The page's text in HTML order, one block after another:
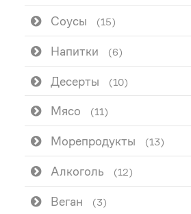
Соусы (15)
Напитки (6)
Десерты (10)
Мясо (11)
Морепродукты (13)
Алкоголь (12)
Веган (3)